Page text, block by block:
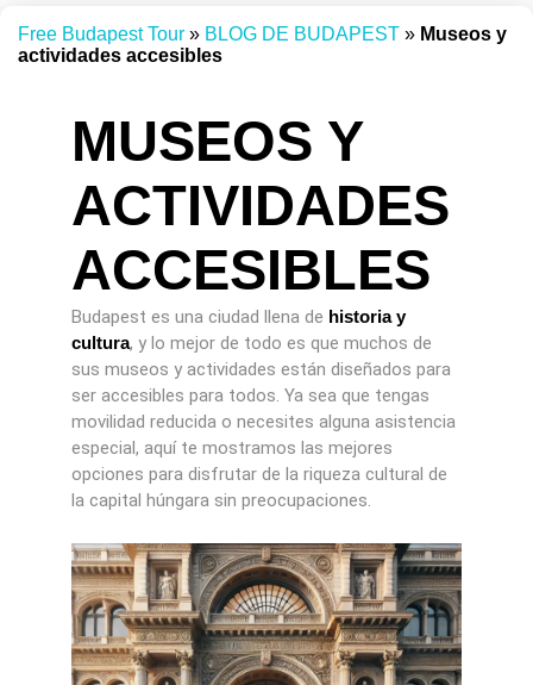
Free Budapest Tour » BLOG DE BUDAPEST » Museos y
actividades accesibles
MUSEOS Y
ACTIVIDADES
ACCESIBLES
Budapest es una ciudad llena de historia y
cultura, y lo mejor de todo es que muchos de
sus museos y actividades están diseñados para
ser accesibles para todos. Ya sea que tengas
movilidad reducida o necesites alguna asistencia
especial, aquí te mostramos las mejores
opciones para disfrutar de la riqueza cultural de
la capital húngara sin preocupaciones.